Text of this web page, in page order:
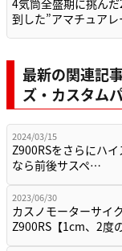
到した”アマチュア
最新の関連記
ズ・カスタム
2024/03/15
Z900RSをさらにハイ
なら前後サスペ…
2023/06/30
カスノモーターサイ
Z900RS【1cm、2度